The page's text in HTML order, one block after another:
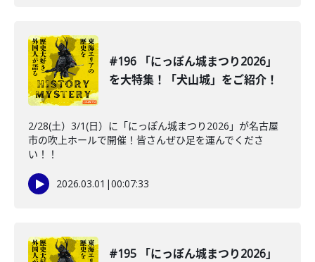
#196 「にっぽん城まつり2026」
を大特集！「犬山城」をご紹介！
2/28(土）3/1(日）に「にっぽん城まつり2026」が名古屋
市の吹上ホールで開催！皆さんぜひ足を運んでくださ
い！！
2026.03.01 |00:07:33
#195 「にっぽん城まつり2026」